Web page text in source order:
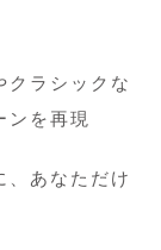
クラシックな
ンを再現
、あなただけ